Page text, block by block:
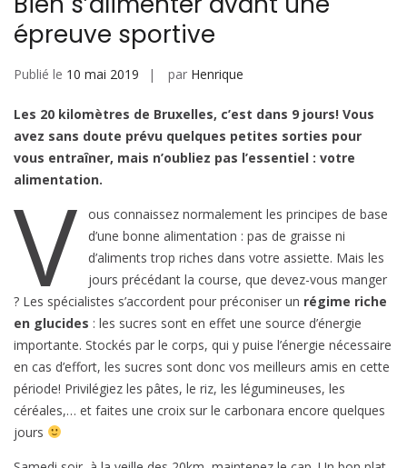
épreuve sportive
Publié le 10 mai 2019 par Henrique
Les 20 kilomètres de Bruxelles, c’est dans 9 jours! Vous
avez sans doute prévu quelques petites sorties pour
vous entraîner, mais n’oubliez pas l’essentiel : votre
alimentation.
V
ous connaissez normalement les principes de base
d’une bonne alimentation : pas de graisse ni
d’aliments trop riches dans votre assiette. Mais les
jours précédant la course, que devez-vous manger
? Les spécialistes s’accordent pour préconiser un régime riche
en glucides : les sucres sont en effet une source d’énergie
importante. Stockés par le corps, qui y puise l’énergie nécessaire
en cas d’effort, les sucres sont donc vos meilleurs amis en cette
période! Privilégiez les pâtes, le riz, les légumineuses, les
céréales,… et faites une croix sur le carbonara encore quelques
jours